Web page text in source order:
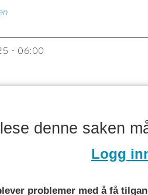
- 06:00
denne saken
Logg
problemer med å få